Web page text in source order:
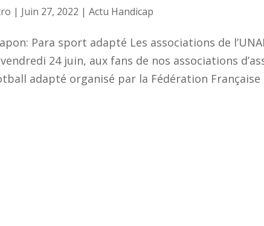
| Juin 27, 2022 | Actu Handicap
Para sport adapté Les associations de
24 juin, aux fans de nos associations
adapté organisé par la Fédération